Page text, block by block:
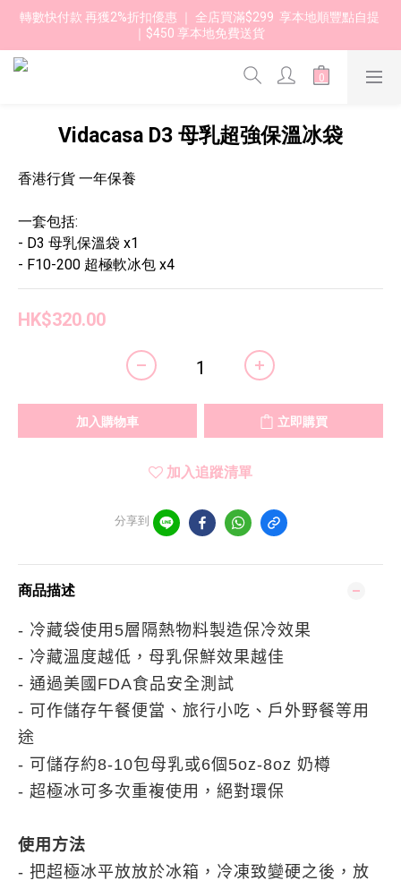
轉數快付款 再獲2%折扣優惠 ｜ 全店買滿$299  享本地順豐點自提
｜$450 享本地免費送貨
Vidacasa D3 母乳超強保溫冰袋
香港行貨 一年保養
一套包括:
- D3 母乳保溫袋 x1
- F10-200 超極軟冰包 x4
HK$320.00
加入購物車 立即購買
加入追蹤清單
分享到
商品描述
- 冷藏袋使用 5層隔熱物料製造保冷效果
- 冷藏溫度越低，母乳保鮮效果越佳
- 通過美國 FDA食品安全測試
- 可作儲存午餐便當、旅行小吃、戶外野餐等用
途
- 可儲存約8-10包母乳或6個 5oz-8oz 奶樽
- 超極冰可多次重複使用，絕對環保
使用方法
- 把超極冰平放放於冰箱，冷凍致變硬之後，放